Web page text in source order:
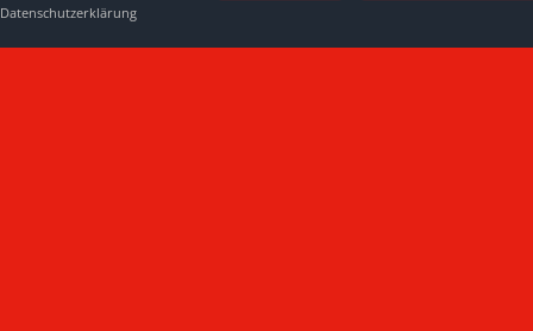
Datenschutzerklärung